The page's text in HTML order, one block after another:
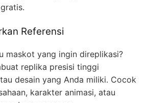
Referensi
maskot yang ingin direplikasi?
replika presisi tinggi
desain yang Anda miliki. Cocok
karakter animasi, atau